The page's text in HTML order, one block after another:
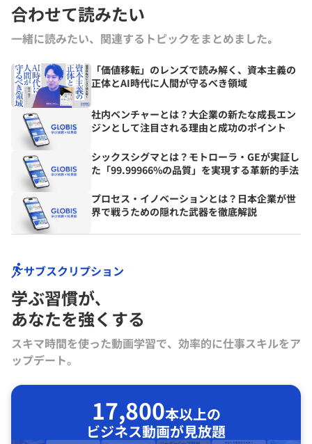
合わせて読みたい
一緒に読みたい、関連するトピックをまとめました｡
「価値移転」のレンズで読み解く、資本主義の
正体とAI時代に人間が守るべき領域
社内ベンチャーとは？大企業の新たな成長エン
ジンとして注目される理由と成功のポイント
シックスシグマとは？モトローラ・GEが実証し
た「99.99966%の品質」を実現する革新的手法
プロセス・イノベーションとは？日本企業が世
界で戦うための隠れた武器を徹底解説
サブスクリプション
学ぶ習慣が､
あなたを強くする
スキマ時間を使った動画学習で、効率的に仕事スキルをア
ップデート。
17,800本以上の
ビジネス動画が見放題